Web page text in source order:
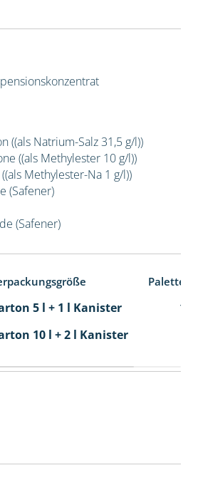
((als Natrium-Salz 31,5 g/l))
((als Methylester 10 g/l))
Methylester-Na 1 g/l))
(Safener)
(Safener)
5 l + 1 l Kanister
115
10 l + 2 l Kanister